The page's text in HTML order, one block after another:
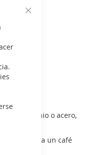
>
Ibili
en aluminio o acero,
moka para un café